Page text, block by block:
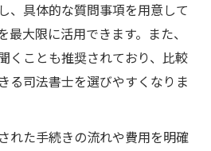
、具体的な質問事項を用意して
大限に活用できます。また、
くことも推奨されており、比較
る司法書士を選びやすくなりま
れた手続きの流れや費用を明確